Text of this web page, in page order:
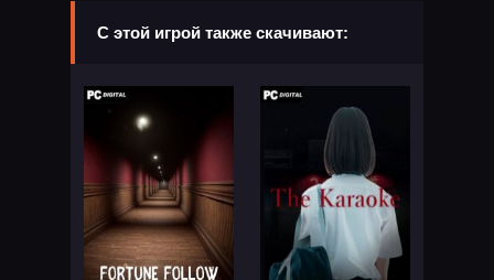
С этой игрой также скачивают: